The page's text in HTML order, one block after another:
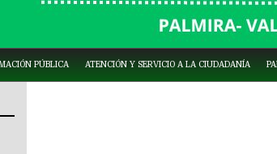
PÚBLICA ATENCIÓN Y SERVICIO A LA CIUDADANÍA